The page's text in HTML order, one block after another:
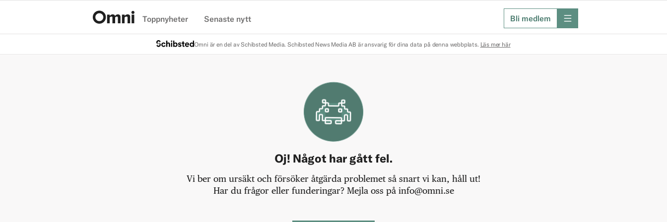
Toppnyheter Senaste nytt Bli medlem meny
Omni är en del av Schibsted Media. Schibsted News Media AB är ansvarig för dina data på denna webbplats. Läs mer här
Oj! Något har gått fel.
Vi ber om ursäkt och försöker åtgärda problemet så snart vi kan, håll ut!
Har du frågor eller funderingar? Mejla oss på info@omni.se